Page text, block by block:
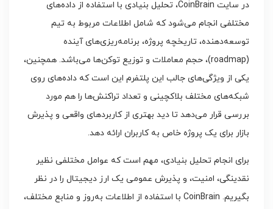
در سایت CoinBrain، تحلیل بنیادی با استفاده از داده‌های
مختلفی انجام می‌شود که شامل اطلاعات مربوط به تیم
توسعه‌دهنده، تاریخچه پروژه، برنامه‌ریزی‌های آینده
(roadmap)، حجم معاملات و توزیع توکن‌ها می‌باشد. همچنین،
یکی از ویژگی‌های جالب این پلتفرم این است که داده‌های روی
شبکه‌های مختلف بلاکچینی و تعداد تراکنش‌ها را هم مورد
بررسی قرار می‌دهد تا دید بهتری از کاربردهای واقعی و پذیرش
بازار برای یک پروژه خاص به کاربران ارائه دهد.
برای انجام تحلیل بنیادی، مهم است که عوامل مختلفی نظیر
نقدینگی، امنیت، و پذیرش عمومی یک ارز دیجیتال را در نظر
بگیریم. CoinBrain با استفاده از اطلاعات به‌روز و منابع مختلف،